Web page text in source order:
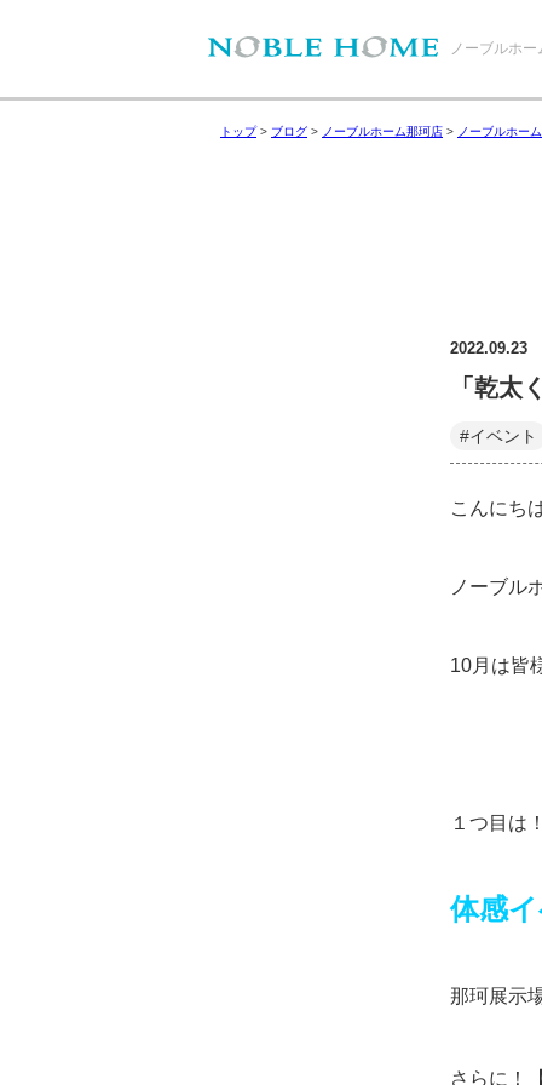
ノーブルホ
トップ> ブログ > ノーブルホーム那珂店 > ノーブルホー
2022.09.23
「乾太
#イベント
こんにち
ノーブル
10月は皆
１つ目は
体感
那珂展示
さらに！